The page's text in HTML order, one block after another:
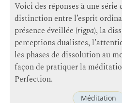
Voici des réponses à une série
distinction entre l’esprit
présence éveillée (rigpa), la
perceptions dualistes,
les phases de dissolution au
façon de pratiquer la
Perfection.
Méditation